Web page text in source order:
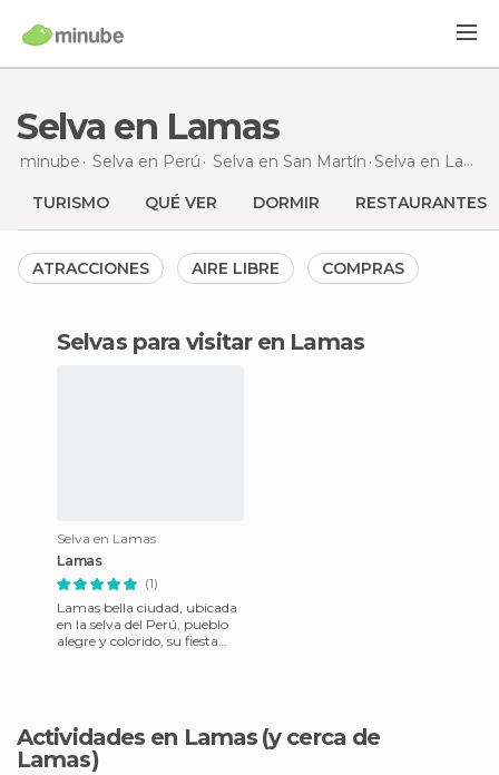
Selva en Lamas
minube Selva en Perú Selva en San Martín Selva en Lamas
TURISMO QUÉ VER DORMIR RESTAURANTES
ATRACCIONES AIRE LIBRE COMPRAS
Selvas para visitar en Lamas
Selva en Lamas
Lamas
(1)
Lamas bella ciudad, ubicada
en la selva del Perú, pueblo
alegre y colorido, su fiesta
Actividades en Lamas (y cerca de
Lamas)